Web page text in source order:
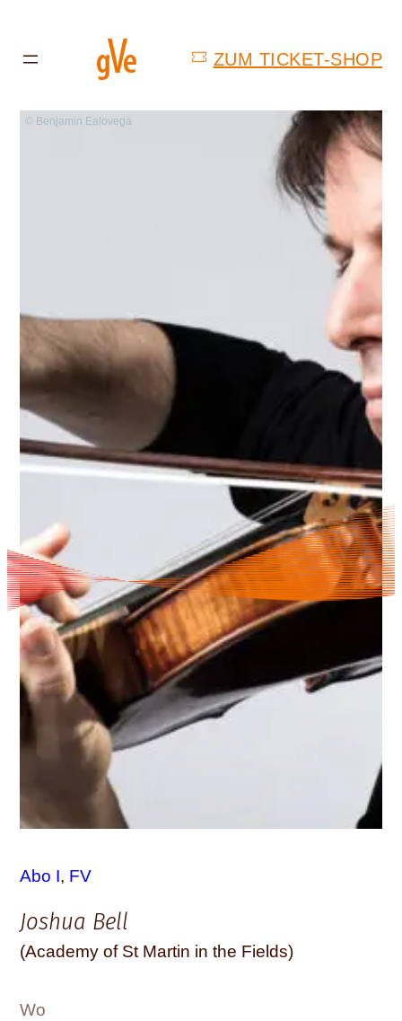
ZUM TICKET-SHOP
© Benjamin Ealovega
Abo I, FV
Joshua Bell
(Academy of St Martin in the Fields)
Wo